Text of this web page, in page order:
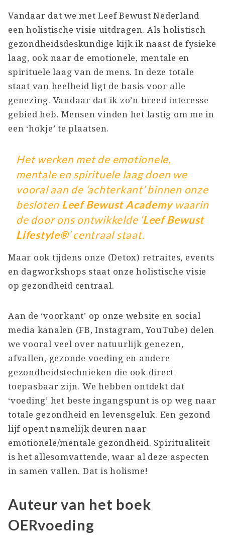
Vandaar dat we met Leef Bewust Nederland
een holistische visie uitdragen. Als holistisch
gezondheidsdeskundige kijk ik naast de fysieke
laag, ook naar de emotionele, mentale en
spirituele laag van de mens. In deze totale
staat van heelheid ligt de basis voor alle
genezing. Vandaar dat ik zo’n breed interesse
gebied heb. Mensen vinden het lastig om me in
een ‘hokje’ te plaatsen.
Het werken met de emotionele,
mentale en spirituele laag doen we
vooral aan de ‘achterkant’ binnen onze
besloten Leef Bewust Academywaarin
de door ons ontwikkelde ‘Leef Bewust
Lifestyle®’ centraal staat.
Maar ook tijdens onze (Detox) retraites, events
en dagworkshops staat onze holistische visie
op gezondheid centraal.
Aan de ‘voorkant’ op onze website en social
media kanalen (FB, Instagram, YouTube) delen
we vooral veel over natuurlijk genezen,
afvallen, gezonde voeding en andere
gezondheidstechnieken die ook direct
toepasbaar zijn. We hebben ontdekt dat
‘voeding’ het beste ingangspunt is op weg naar
totale gezondheid en levensgeluk. Een gezond
lijf opent namelijk deuren naar
emotionele/mentale gezondheid. Spiritualiteit
is het allesomvattende, waar al deze aspecten
in samen vallen. Dat is holisme!
Auteur van het boek
OERvoeding